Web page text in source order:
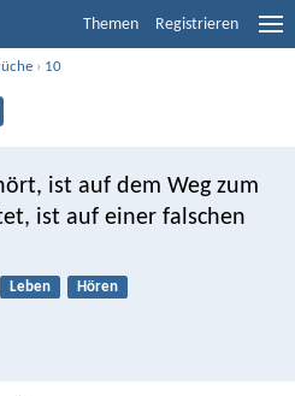
Themen Registrieren
› 10
ist auf dem Weg zum
ist auf einer falschen
Leben Hören